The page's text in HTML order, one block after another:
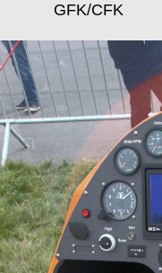
GFK/CFK